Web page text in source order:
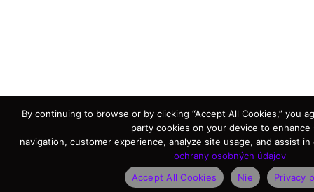
By continuing to browse or by clicking “Accept All Cookies,” you
party cookies on your device to enhance
navigation, customer experience, analyze site usage, and assist
ochrany osobných údajov
Accept All Cookies
Nie Privacy